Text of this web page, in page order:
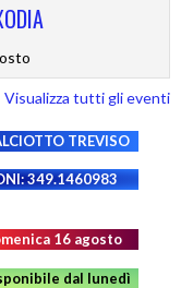
Visualizza tutti gli eventi
TREVISO
349.1460983
16 agosto
dal lunedì